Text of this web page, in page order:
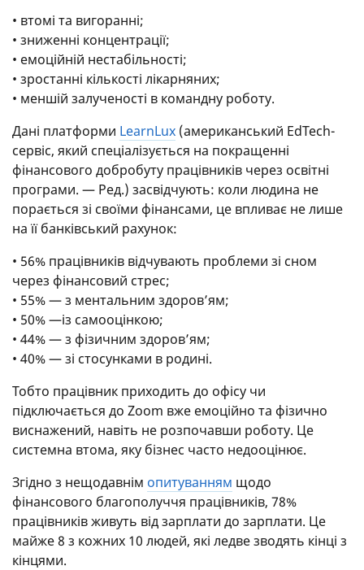
• втомі та вигоранні;
• зниженні концентрації;
• емоційній нестабільності;
• зростанні кількості лікарняних;
• меншій залученості в командну роботу.
Дані платформи LearnLux (американський EdTech-
сервіс, який спеціалізується на покращенні
фінансового добробуту працівників через освітні
програми. — Ред.) засвідчують: коли людина не
порається зі своїми фінансами, це впливає не лише
на її банківський рахунок:
• 56% працівників відчувають проблеми зі сном
через фінансовий стрес;
• 55% — з ментальним здоров’ям;
• 50% —із самооцінкою;
• 44% — з фізичним здоров’ям;
• 40% — зі стосунками в родині.
Тобто працівник приходить до офісу чи
підключається до Zoom вже емоційно та фізично
виснажений, навіть не розпочавши роботу. Це
системна втома, яку бізнес часто недооцінює.
Згідно з нещодавнім опитуванням щодо
фінансового благополуччя працівників, 78%
працівників живуть від зарплати до зарплати. Це
майже 8 з кожних 10 людей, які ледве зводять кінці з
кінцями.